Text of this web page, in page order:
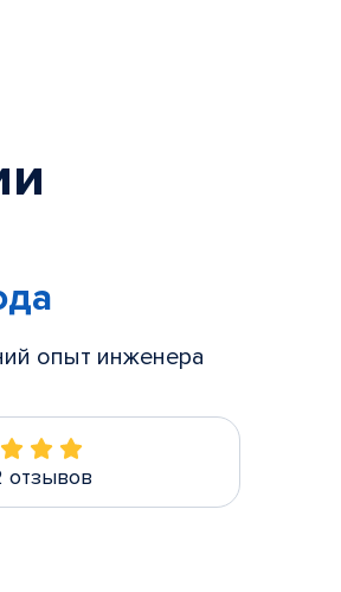
опыт инженера
отзывов